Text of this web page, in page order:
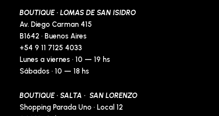
BOUTIQUE · LOMAS DE SAN ISIDRO
Av. Diego Carman 415
B1642 · Buenos Aires
+54 9 11 7125 4033
Lunes a viernes · 10 — 19 hs
Sábados · 10 — 18 hs
BOUTIQUE · SALTA · SAN LORENZO
Shopping Parada Uno · Local 12